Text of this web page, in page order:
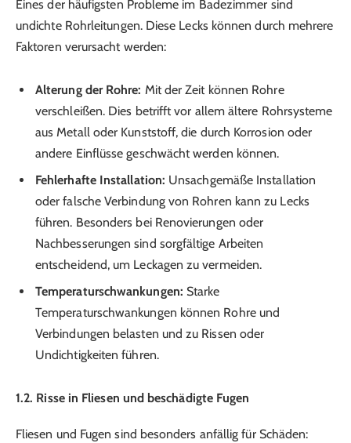
Eines der häufigsten Probleme im Badezimmer sind
undichte Rohrleitungen. Diese Lecks können durch mehrere
Faktoren verursacht werden:
Alterung der Rohre: Mit der Zeit können Rohre
verschleißen. Dies betrifft vor allem ältere Rohrsysteme
aus Metall oder Kunststoff, die durch Korrosion oder
andere Einflüsse geschwächt werden können.
Fehlerhafte Installation: Unsachgemäße Installation
oder falsche Verbindung von Rohren kann zu Lecks
führen. Besonders bei Renovierungen oder
Nachbesserungen sind sorgfältige Arbeiten
entscheidend, um Leckagen zu vermeiden.
Temperaturschwankungen: Starke
Temperaturschwankungen können Rohre und
Verbindungen belasten und zu Rissen oder
Undichtigkeiten führen.
1.2. Risse in Fliesen und beschädigte Fugen
Fliesen und Fugen sind besonders anfällig für Schäden: